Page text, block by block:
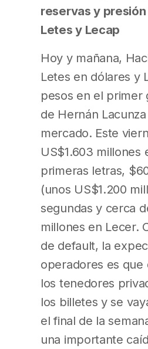
reservas y
Letes y Lecap
Hoy y mañana,
Letes en dólares y
pesos en el primer
de Hernán
mercado. Este
US$1.603 millones
primeras letras,
(unos US$1.200
segundas y cerca
millones en Lecer.
de default, la
operadores es que
los tenedores
los billetes y se
el final de la
una importante